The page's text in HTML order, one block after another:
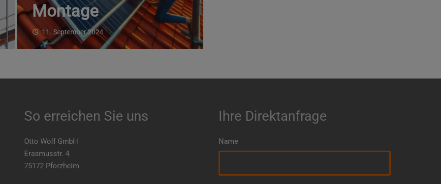
Montage
access_time 11. September 2024
So erreichen Sie uns
Otto Wolf GmbH
Erasmusstr. 4
75172 Pforzheim
Ihre Direktanfrage
Name